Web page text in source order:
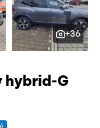
Pracovní stroje
Náhradní díly
Příslušenství
Auto a život
Videa
+36
hybrid-G